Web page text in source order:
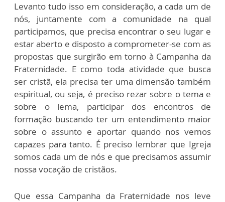
Levanto tudo isso em consideração, a cada um de
nós, juntamente com a comunidade na qual
participamos, que precisa encontrar o seu lugar e
estar aberto e disposto a comprometer-se com as
propostas que surgirão em torno à Campanha da
Fraternidade. E como toda atividade que busca
ser cristã, ela precisa ter uma dimensão também
espiritual, ou seja, é preciso rezar sobre o tema e
sobre o lema, participar dos encontros de
formação buscando ter um entendimento maior
sobre o assunto e aportar quando nos vemos
capazes para tanto. É preciso lembrar que Igreja
somos cada um de nós e que precisamos assumir
nossa vocação de cristãos.
Que essa Campanha da Fraternidade nos leve